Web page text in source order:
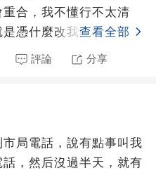
合，我不懂行不太清
憑什麼改我的不改對方
查看全部
評論 分享
局電話，說有點事叫我
，然后沒過半天，就有